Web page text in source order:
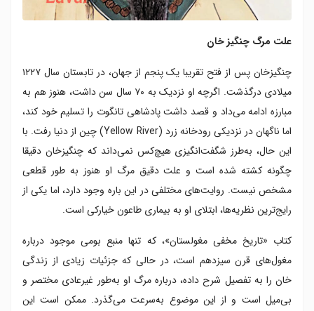
علت مرگ چنگیز خان
چنگیزخان پس از فتح تقریبا یک پنجم از جهان، در تابستان سال ۱۲۲۷
میلادی درگذشت. اگرچه او نزدیک به ۷۰ سال سن داشت، هنوز هم به
مبارزه ادامه می‌داد و قصد داشت پادشاهی تانگوت را تسلیم خود کند،
اما ناگهان در نزدیکی رودخانه زرد (Yellow River) چین از دنیا رفت. با
این حال، به‌طرز شگفت‌انگیزی هیچ‌کس نمی‌داند که چنگیزخان دقیقا
چگونه کشته شده است و علت دقیق مرگ او هنوز به طور قطعی
مشخص نیست. روایت‌های مختلفی در این باره وجود دارد، اما یکی از
رایج‌ترین نظریه‌ها، ابتلای او به بیماری طاعون خیارکی است.
کتاب «تاریخ مخفی مغولستان»، که تنها منبع بومی موجود درباره
مغول‌های قرن سیزدهم است، در حالی که جزئیات زیادی از زندگی
خان را به تفصیل شرح داده، درباره مرگ او به‌طور غیرعادی مختصر و
بی‌میل است و از این موضوع به‌سرعت می‌گذرد. ممکن است این